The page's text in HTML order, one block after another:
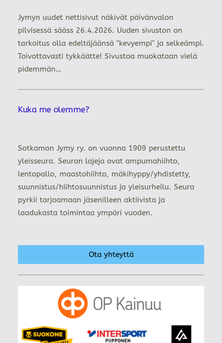
Jymyn uudet nettisivut näkivät päivänvalon
pilvisessä sääss 26.4.2026. Uuden sivuston on
tarkoitus olla edeltäjäänsä "kevyempi" ja selkeämpi.
Toivottavasti tykkäätte! Sivustoa muokataan vielä
pidemmän…
Kuka me olemme?
Sotkamon Jymy ry. on vuonna 1909 perustettu
yleisseura. Seuran lajeja ovat ampumahiihto,
lentopallo, maastohiihto, mäkihyppy/yhdistetty,
suunnistus/hiihtosuunnistus ja yleisurheilu. Seura
pyrkii tarjoamaan jäsenilleen aktiivista ja
laadukasta toimintaa ympäri vuoden.
Ota yhteyttä